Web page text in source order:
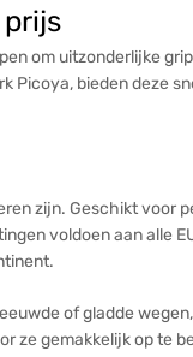
om uitzonderlijke
Picoya, bieden deze
zijn. Geschikt voor
voldoen aan alle
of gladde
gemakkelijk op te